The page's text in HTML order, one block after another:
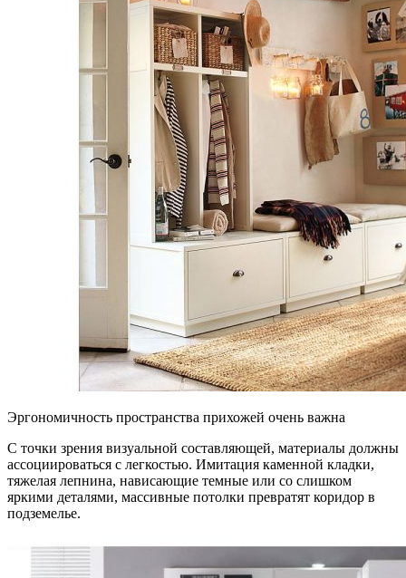
Эргономичность пространства прихожей очень важна
С точки зрения визуальной составляющей, материалы должны
ассоциироваться с легкостью. Имитация каменной кладки,
тяжелая лепнина, нависающие темные или со слишком
яркими деталями, массивные потолки превратят коридор в
подземелье.